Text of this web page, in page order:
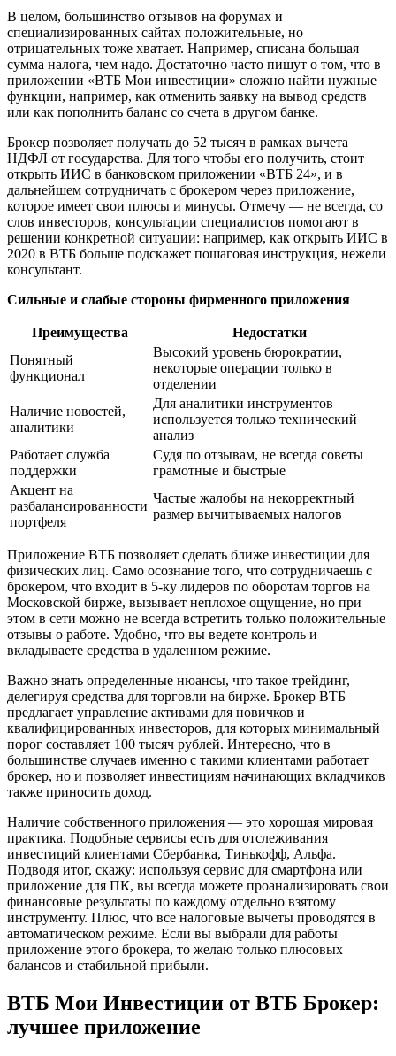
В целом, большинство отзывов на форумах и
специализированных сайтах положительные, но
отрицательных тоже хватает. Например, списана большая
сумма налога, чем надо. Достаточно часто пишут о том, что в
приложении «ВТБ Мои инвестиции» сложно найти нужные
функции, например, как отменить заявку на вывод средств
или как пополнить баланс со счета в другом банке.
Брокер позволяет получать до 52 тысяч в рамках вычета
НДФЛ от государства. Для того чтобы его получить, стоит
открыть ИИС в банковском приложении «ВТБ 24», и в
дальнейшем сотрудничать с брокером через приложение,
которое имеет свои плюсы и минусы. Отмечу — не всегда, со
слов инвесторов, консультации специалистов помогают в
решении конкретной ситуации: например, как открыть ИИС в
2020 в ВТБ больше подскажет пошаговая инструкция, нежели
консультант.
Сильные и слабые стороны фирменного приложения
Преимущества
Недостатки
Понятный
функционал
Высокий уровень бюрократии,
некоторые операции только в
отделении
Наличие новостей,
аналитики
Для аналитики инструментов
используется только технический
анализ
Работает служба
поддержки
Судя по отзывам, не всегда советы
грамотные и быстрые
Акцент на
разбалансированности
портфеля
Частые жалобы на некорректный
размер вычитываемых налогов
Приложение ВТБ позволяет сделать ближе инвестиции для
физических лиц. Само осознание того, что сотрудничаешь с
брокером, что входит в 5-ку лидеров по оборотам торгов на
Московской бирже, вызывает неплохое ощущение, но при
этом в сети можно не всегда встретить только положительные
отзывы о работе. Удобно, что вы ведете контроль и
вкладываете средства в удаленном режиме.
Важно знать определенные нюансы, что такое трейдинг,
делегируя средства для торговли на бирже. Брокер ВТБ
предлагает управление активами для новичков и
квалифицированных инвесторов, для которых минимальный
порог составляет 100 тысяч рублей. Интересно, что в
большинстве случаев именно с такими клиентами работает
брокер, но и позволяет инвестициям начинающих вкладчиков
также приносить доход.
Наличие собственного приложения — это хорошая мировая
практика. Подобные сервисы есть для отслеживания
инвестиций клиентами Сбербанка, Тинькофф, Альфа.
Подводя итог, скажу: используя сервис для смартфона или
приложение для ПК, вы всегда можете проанализировать свои
финансовые результаты по каждому отдельно взятому
инструменту. Плюс, что все налоговые вычеты проводятся в
автоматическом режиме. Если вы выбрали для работы
приложение этого брокера, то желаю только плюсовых
балансов и стабильной прибыли.
ВТБ Мои Инвестиции от ВТБ Брокер:
лучшее приложение